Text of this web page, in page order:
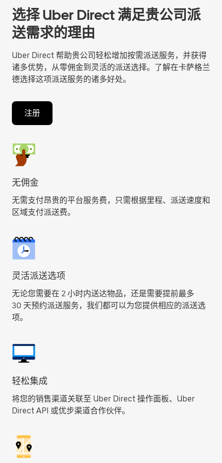
选择 Uber Direct 满足贵公司派
送需求的理由
Uber Direct 帮助贵公司轻松增加按需派送服务，并获得
诸多优势，从零佣金到灵活的派送选择。了解在卡萨格兰
德选择这项派送服务的诸多好处。
注册
无佣金
无需支付昂贵的平台服务费，只需根据里程、派送速度和
区域支付派送费。
灵活派送选项
无论您需要在 2 小时内送达物品，还是需要提前最多
30 天预约派送服务，我们都可以为您提供相应的派送选
项。
轻松集成
将您的销售渠道关联至 Uber Direct 操作面板、Uber
Direct API 或优步渠道合作伙伴。